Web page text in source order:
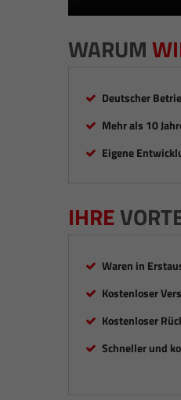
WARUM
Deutscher
Mehr als 10
Eigene
IHRE
Waren in
Kostenloser
Kostenloser
Schneller und